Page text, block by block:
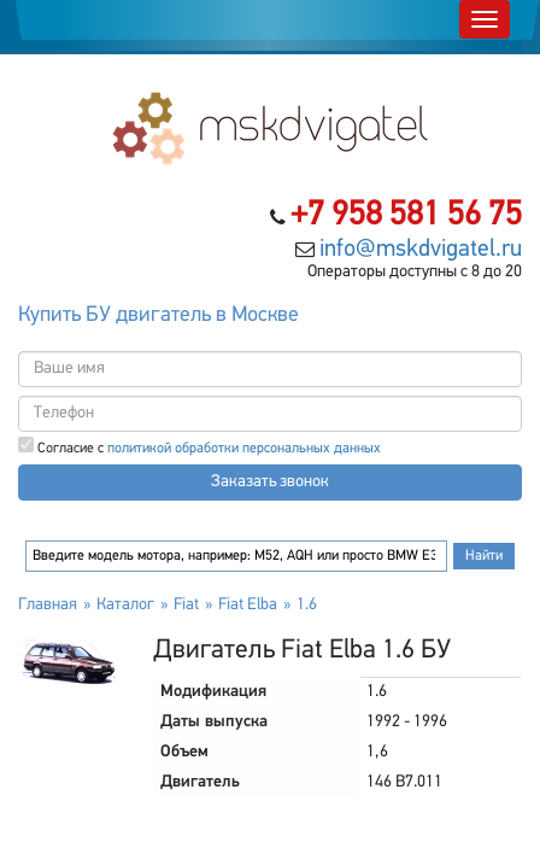
+7 958 581 56 75
info@mskdvigatel.ru
Операторы доступны с 8 до 20
Купить БУ двигатель в Москве
Согласие с политикой обработки персональных данных
Заказать звонок
Главная Каталог Fiat Fiat Elba 1.6
Двигатель Fiat Elba 1.6 БУ
Модификация
1.6
Даты выпуска
1992 - 1996
Объем
1,6
Двигатель
146 B7.011